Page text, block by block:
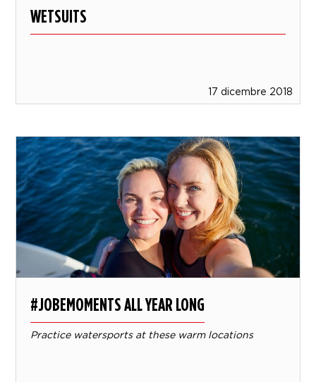
WETSUITS
17 dicembre 2018
#JOBEMOMENTS ALL YEAR LONG
Practice watersports at these warm locations